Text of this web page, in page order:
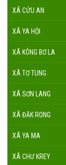
XÃ CỬU AN
XÃ YA HỘI
XÃ KÔNG BƠ LA
XÃ TƠ TUNG
XÃ SƠN LANG
XÃ ĐĂK RONG
XÃ YA MA
XÃ CHƯ KREY